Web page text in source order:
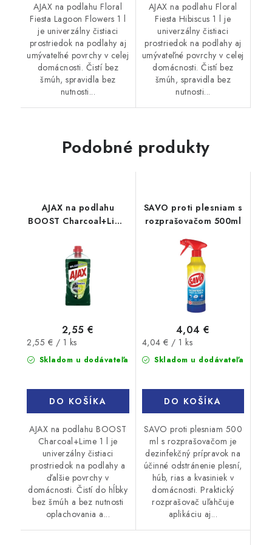
AJAX na podlahu Floral
Fiesta Lagoon Flowers 1 l
je univerzálny čistiaci
prostriedok na podlahy aj
umývateľné povrchy v celej
domácnosti. Čistí bez
šmúh, spravidla bez
nutnosti...
AJAX na podlahu Floral
Fiesta Hibiscus 1 l je
univerzálny čistiaci
prostriedok na podlahy aj
umývateľné povrchy v celej
domácnosti. Čistí bez
šmúh, spravidla bez
nutnosti...
Podobné produkty
AJAX na podlahu
BOOST Charcoal+Lime
Skladom u dodávateľa
2,55 €
Jednotková
cena:
2,55 € / 1 ks
DO KOŠÍKA
AJAX na podlahu BOOST
Charcoal+Lime 1 l je
univerzálny čistiaci
prostriedok na podlahy a
ďalšie povrchy v
domácnosti. Čistí do hĺbky
bez šmúh a bez nutnosti
oplachovania a...
SAVO proti plesniam s
rozprašovačom 500ml
Skladom u dodávateľa
4,04 €
Jednotková
cena:
4,04 € / 1 ks
DO KOŠÍKA
SAVO proti plesniam 500
ml s rozprašovačom je
dezinfekčný prípravok na
účinné odstránenie plesní,
húb, rias a kvasiniek v
domácnosti. Praktický
rozprašovač uľahčuje
aplikáciu aj...